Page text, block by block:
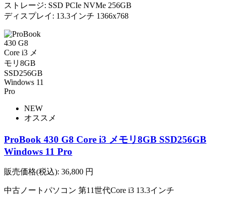
ストレージ: SSD PCIe NVMe 256GB
ディスプレイ: 13.3インチ 1366x768
NEW
オススメ
ProBook 430 G8 Core i3 メモリ8GB SSD256GB
Windows 11 Pro
販売価格(税込): 36,800 円
中古ノートパソコン 第11世代Core i3 13.3インチ